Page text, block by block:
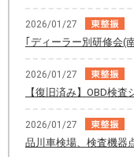
2026/01/27
｢ディーラー別研修会(
2026/01/27
【復旧済み】OBD検
2026/01/27
品川車検場、検査機器